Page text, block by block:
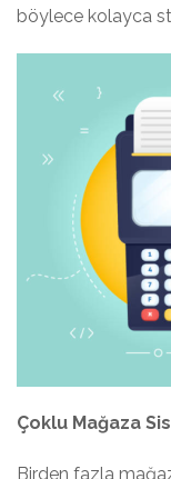
böylece kolayca
Çoklu Mağaza
Birden fazla